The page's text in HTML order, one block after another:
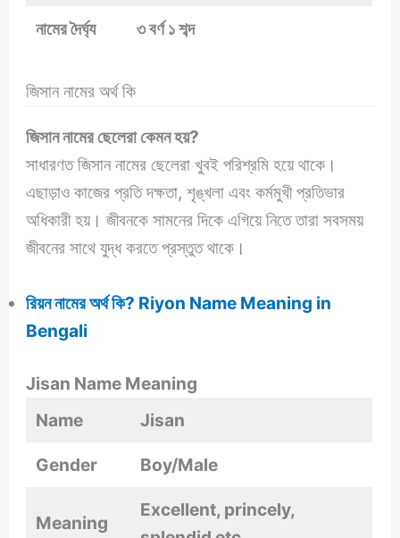
নামের দৈর্ঘ্য ৩ বর্ণ ১ শব্দ
জিসান নামের অর্থ কি
জিসান নামের ছেলেরা কেমন হয়?
সাধারণত জিসান নামের ছেলেরা খুবই পরিশ্রমি হয়ে থাকে।
এছাড়াও কাজের প্রতি দক্ষতা, শৃঙ্খলা এবং কর্মমুখী প্রতিভার
অধিকারী হয়। জীবনকে সামনের দিকে এগিয়ে নিতে তারা সবসময়
জীবনের সাথে যুদ্ধ করতে প্রস্তুত থাকে।
রিয়ন নামের অর্থ কি? Riyon Name Meaning in
Bengali
Jisan Name Meaning
Name
Jisan
Gender Boy/Male
Meaning
Excellent, princely,